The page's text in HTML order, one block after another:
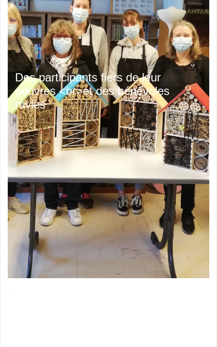
Des participants fiers de leur
oeuvres <br>et des bénévoles
ravies